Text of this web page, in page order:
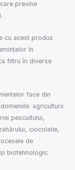
previne
cu acest produs
în
filtru în diverse
face din
agriculturii
pescuitului,
ciocolatei,
de
biotehnologic.